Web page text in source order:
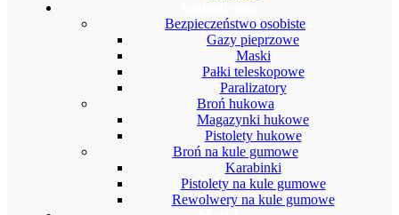
Bezpieczeństwo osobiste
Gazy pieprzowe
Maski
Pałki teleskopowe
Paralizatory
Broń hukowa
Magazynki hukowe
Pistolety hukowe
Broń na kule gumowe
Karabinki
Pistolety na kule gumowe
Rewolwery na kule gumowe